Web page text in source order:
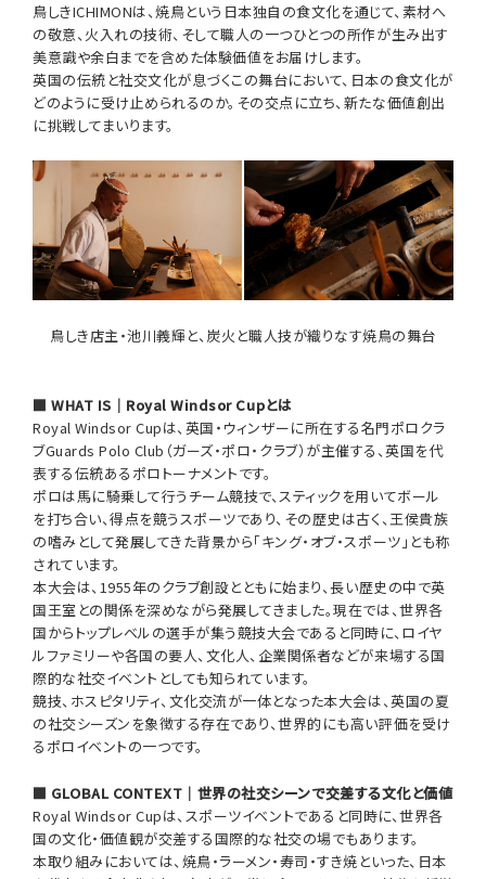
鳥しきICHIMONは、焼鳥という日本独自の食文化を通じて、素材へ
の敬意、火入れの技術、そして職人の一つひとつの所作が生み出す
美意識や余白までを含めた体験価値をお届けします。
英国の伝統と社交文化が息づくこの舞台において、日本の食文化が
どのように受け止められるのか。その交点に立ち、新たな価値創出
に挑戦してまいります。
鳥しき店主・池川義輝と、炭火と職人技が織りなす焼鳥の舞台
■ WHAT IS｜Royal Windsor Cupとは
Royal Windsor Cupは、英国・ウィンザーに所在する名門ポロクラ
ブGuards Polo Club（ガーズ・ポロ・クラブ）が主催する、英国を代
表する伝統あるポロトーナメントです。
ポロは馬に騎乗して行うチーム競技で、スティックを用いてボール
を打ち合い、得点を競うスポーツであり、その歴史は古く、王侯貴族
の嗜みとして発展してきた背景から「キング・オブ・スポーツ」とも称
されています。
本大会は、1955年のクラブ創設とともに始まり、長い歴史の中で英
国王室との関係を深めながら発展してきました。現在では、世界各
国からトップレベルの選手が集う競技大会であると同時に、ロイヤ
ルファミリーや各国の要人、文化人、企業関係者などが来場する国
際的な社交イベントとしても知られています。
競技、ホスピタリティ、文化交流が一体となった本大会は、英国の夏
の社交シーズンを象徴する存在であり、世界的にも高い評価を受け
るポロイベントの一つです。
■ GLOBAL CONTEXT｜世界の社交シーンで交差する文化と価値
Royal Windsor Cupは、スポーツイベントであると同時に、世界各
国の文化・価値観が交差する国際的な社交の場でもあります。
本取り組みにおいては、焼鳥・ラーメン・寿司・すき焼といった、日本